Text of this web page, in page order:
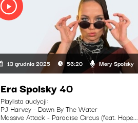
13 grudnia 2025 56:20 Mery Spolsky
Era Spolsky 40
Playlista audycji:
PJ Harvey - Down By The Water
Massive Attack - Paradise Circus (feat. Hope...